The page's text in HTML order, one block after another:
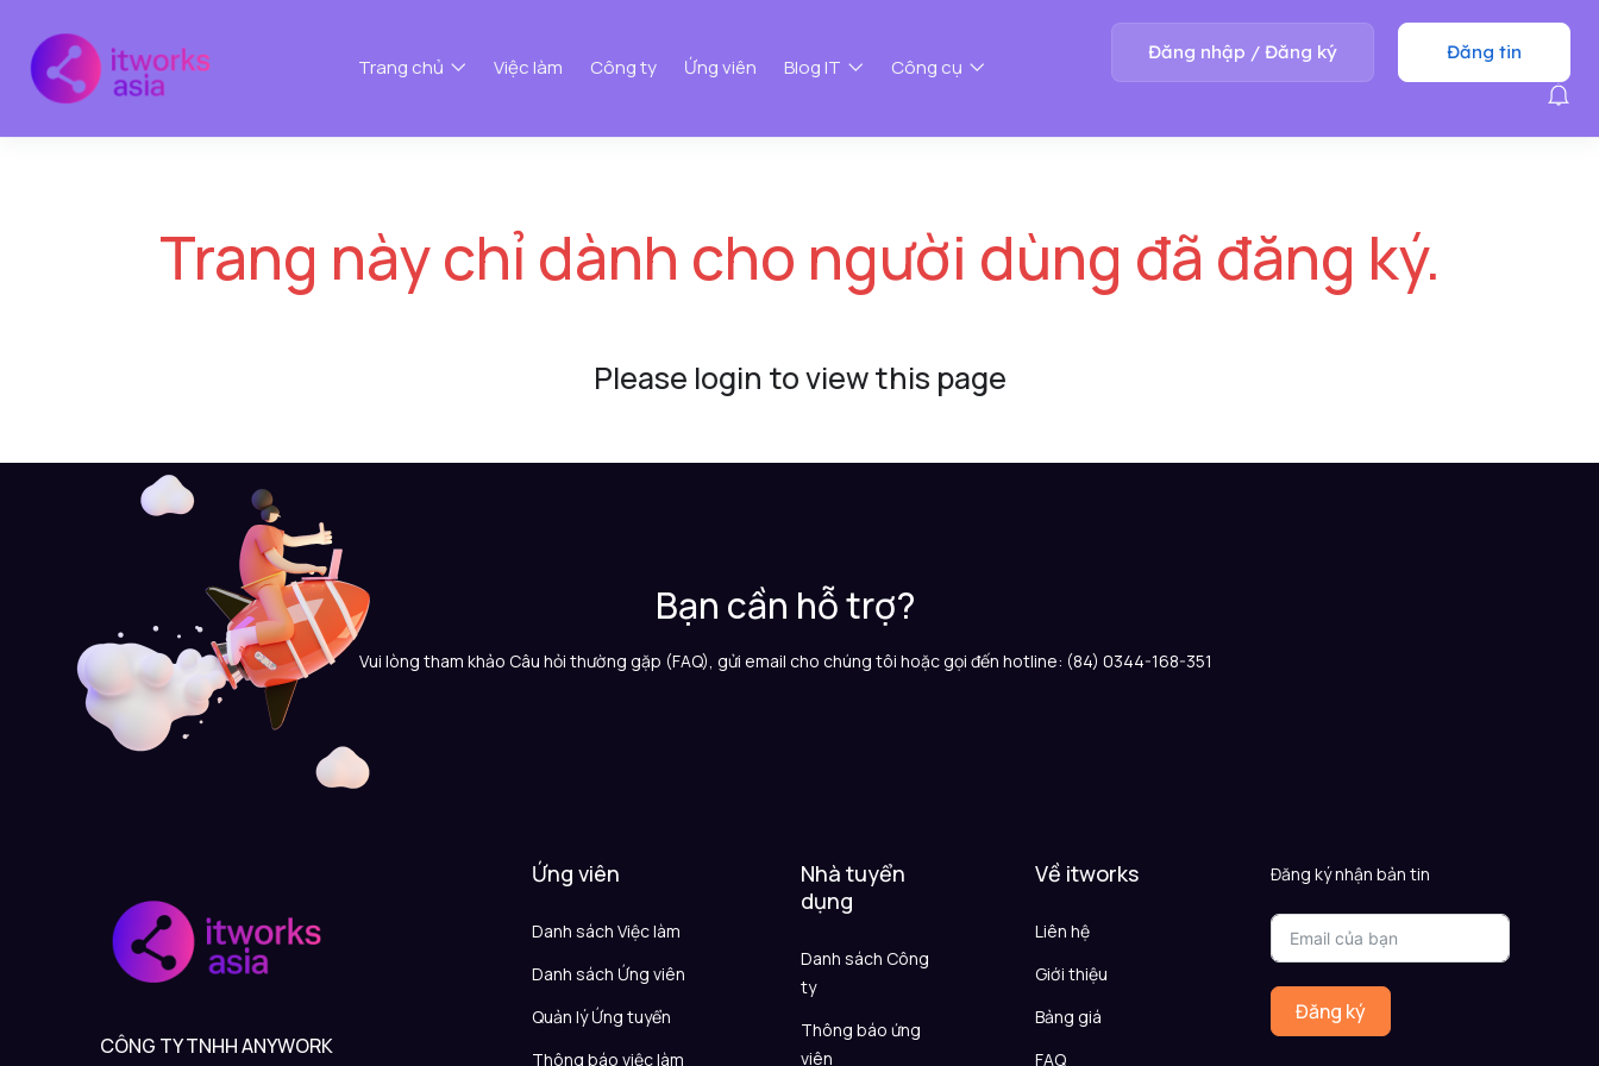
Trang chủ Việc làm Công ty Ứng viên Blog IT Công cụ
Đăng nhập / Đăng ký Đăng tin
Trang này chỉ dành cho người dùng đã đăng ký.
Please login to view this page
Bạn cần hỗ trợ?
Vui lòng tham khảo Câu hỏi thường gặp (FAQ), gửi email cho chúng tôi hoặc gọi đến hotline: (84) 0344-168-351
CÔNG TY TNHH ANYWORK
Ứng viên
Danh sách Việc làm
Danh sách Ứng viên
Quản lý Ứng tuyển
Thông báo việc làm
Nhà tuyển
dụng
Danh sách Công
ty
Thông báo ứng
viên
Về itworks
Liên hệ
Giới thiệu
Bảng giá
FAQ
Đăng ký nhận bản tin
Đăng ký